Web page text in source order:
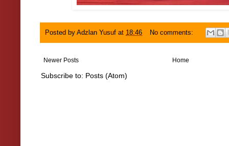
Posted by Adzlan Yusuf at 18:46 No comments:
Newer Posts Home
Subscribe to: Posts (Atom)